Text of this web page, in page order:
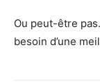
Ou peut-être
besoin d’une